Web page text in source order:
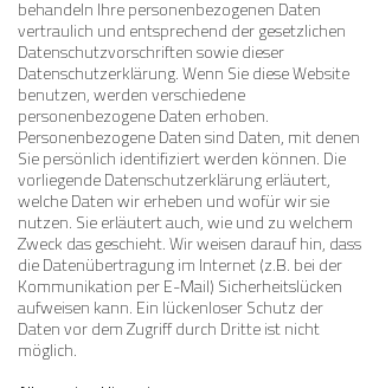
behandeln Ihre personenbezogenen Daten
vertraulich und entsprechend der gesetzlichen
Datenschutzvorschriften sowie dieser
Datenschutzerklärung. Wenn Sie diese Website
benutzen, werden verschiedene
personenbezogene Daten erhoben.
Personenbezogene Daten sind Daten, mit denen
Sie persönlich identifiziert werden können. Die
vorliegende Datenschutzerklärung erläutert,
welche Daten wir erheben und wofür wir sie
nutzen. Sie erläutert auch, wie und zu welchem
Zweck das geschieht. Wir weisen darauf hin, dass
die Datenübertragung im Internet (z.B. bei der
Kommunikation per E-Mail) Sicherheitslücken
aufweisen kann. Ein lückenloser Schutz der
Daten vor dem Zugriff durch Dritte ist nicht
möglich.